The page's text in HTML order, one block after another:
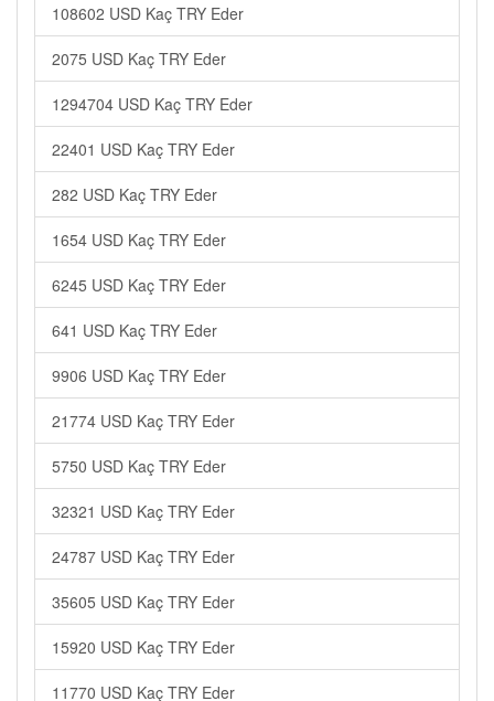
108602 USD Kaç TRY Eder
2075 USD Kaç TRY Eder
1294704 USD Kaç TRY Eder
22401 USD Kaç TRY Eder
282 USD Kaç TRY Eder
1654 USD Kaç TRY Eder
6245 USD Kaç TRY Eder
641 USD Kaç TRY Eder
9906 USD Kaç TRY Eder
21774 USD Kaç TRY Eder
5750 USD Kaç TRY Eder
32321 USD Kaç TRY Eder
24787 USD Kaç TRY Eder
35605 USD Kaç TRY Eder
15920 USD Kaç TRY Eder
11770 USD Kaç TRY Eder